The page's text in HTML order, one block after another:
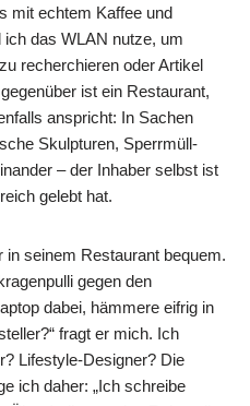
mit echtem Kaffee und
das WLAN nutze, um
recherchieren oder Artikel
ist ein Restaurant,
anspricht: In Sachen
Skulpturen, Sperrmüll-
– der Inhaber selbst ist
gelebt hat.
seinem Restaurant bequem.
gegen den
dabei, hämmere eifrig in
fragt er mich. Ich
Lifestyle-Designer? Die
ich daher: „Ich schreibe